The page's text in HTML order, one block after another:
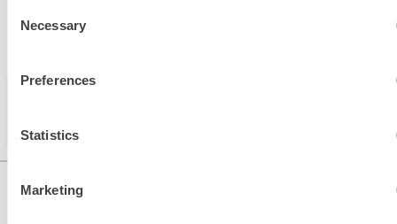
Selection
Necessary
Preferences
Statistics
Marketing
Disponible dans les régions suivantes : MOYEN-ORIENT,